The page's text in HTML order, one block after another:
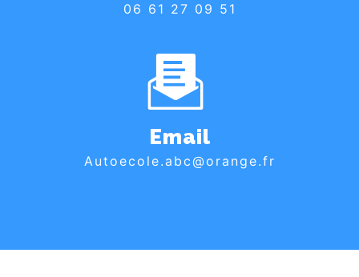
06 61 27 09 51
Email
autoecole.abc@orange.fr